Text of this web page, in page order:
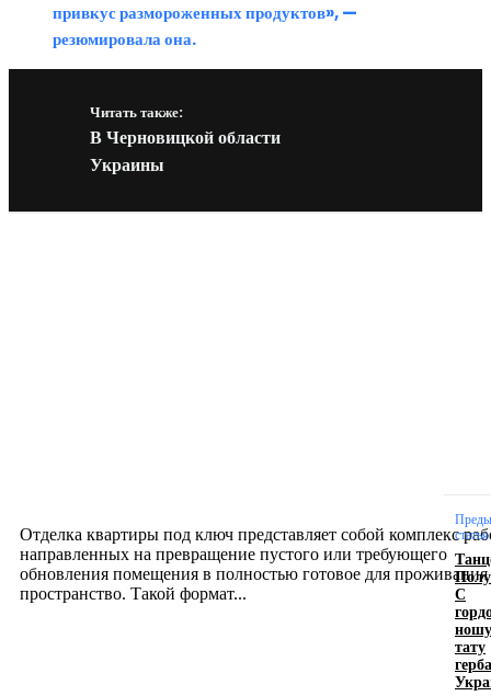
привкус размороженных продуктов», —
резюмировала она.
Читать также:
В Черновицкой области
Украины
Отделка квартиры под ключ представляет собой комплекс
направленных на превращение пустого или требующего
обновления помещения в полностью готовое для проживания
пространство. Такой формат...
статья
С
ношу
тату
герба